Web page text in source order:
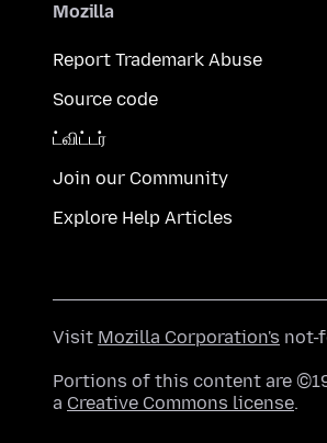
Mozilla
Report Trademark Abuse
Source code
ட்விட்டர்
Join our Community
Explore Help Articles
Visit Mozilla Corporation's not-
Portions of this content are
a Creative Commons license.